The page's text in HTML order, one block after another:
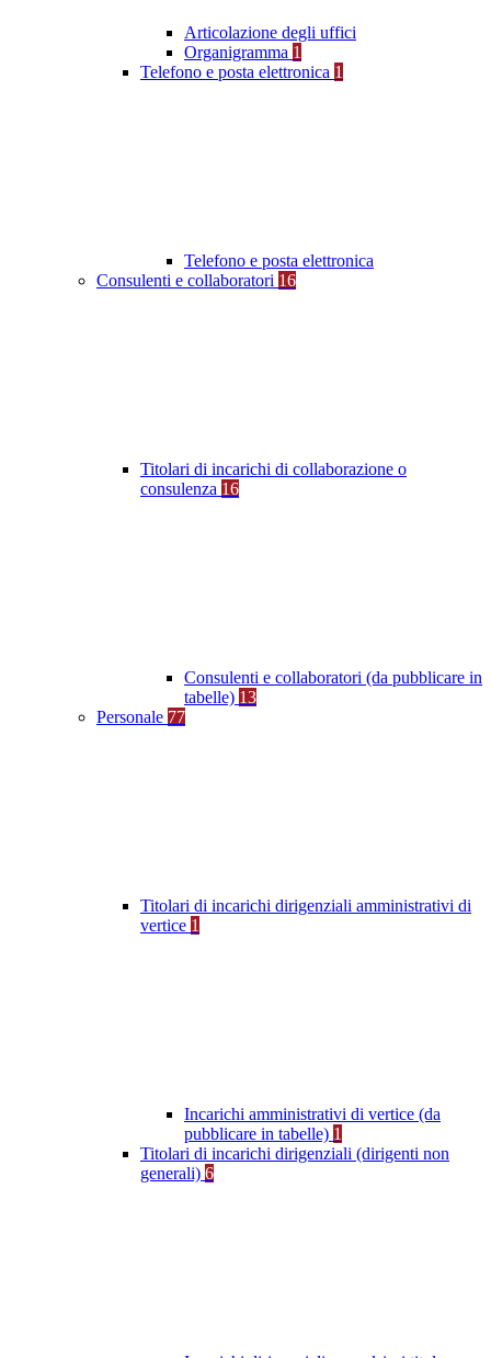
Articolazione degli uffici
Organigramma 1
Telefono e posta elettronica 1
Telefono e posta elettronica
Consulenti e collaboratori 16
Titolari di incarichi di collaborazione o
consulenza 16
Consulenti e collaboratori (da pubblicare in
tabelle) 13
Personale 77
Titolari di incarichi dirigenziali amministrativi di
vertice 1
Incarichi amministrativi di vertice (da
pubblicare in tabelle) 1
Titolari di incarichi dirigenziali (dirigenti non
generali) 6